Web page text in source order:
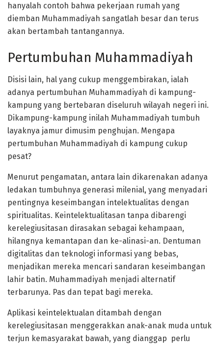
hanyalah contoh bahwa pekerjaan rumah yang
diemban Muhammadiyah sangatlah besar dan terus
akan bertambah tantangannya.
Pertumbuhan Muhammadiyah
Disisi lain, hal yang cukup menggembirakan, ialah
adanya pertumbuhan Muhammadiyah di kampung-
kampung yang bertebaran diseluruh wilayah negeri ini.
Dikampung-kampung inilah Muhammadiyah tumbuh
layaknya jamur dimusim penghujan. Mengapa
pertumbuhan Muhammadiyah di kampung cukup
pesat?
Menurut pengamatan, antara lain dikarenakan adanya
ledakan tumbuhnya generasi milenial, yang menyadari
pentingnya keseimbangan intelektualitas dengan
spiritualitas. Keintelektualitasan tanpa dibarengi
kerelegiusitasan dirasakan sebagai kehampaan,
hilangnya kemantapan dan ke-alinasi-an. Dentuman
digitalitas dan teknologi informasi yang bebas,
menjadikan mereka mencari sandaran keseimbangan
lahir batin. Muhammadiyah menjadi alternatif
terbarunya. Pas dan tepat bagi mereka.
Aplikasi keintelektualan ditambah dengan
kerelegiusitasan menggerakkan anak-anak muda untuk
terjun kemasyarakat bawah, yang dianggap perlu